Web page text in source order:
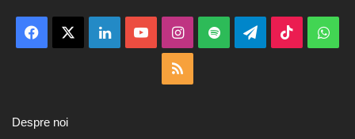
Facebook LinkedInYouTubeInstagram
Spotify TelegramTikTok
Despre noi